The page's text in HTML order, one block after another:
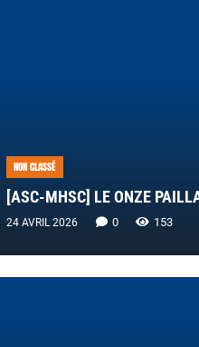
NON CLASSÉ
[ASC-MHSC] LE ONZE
24 AVRIL 2026 0 153